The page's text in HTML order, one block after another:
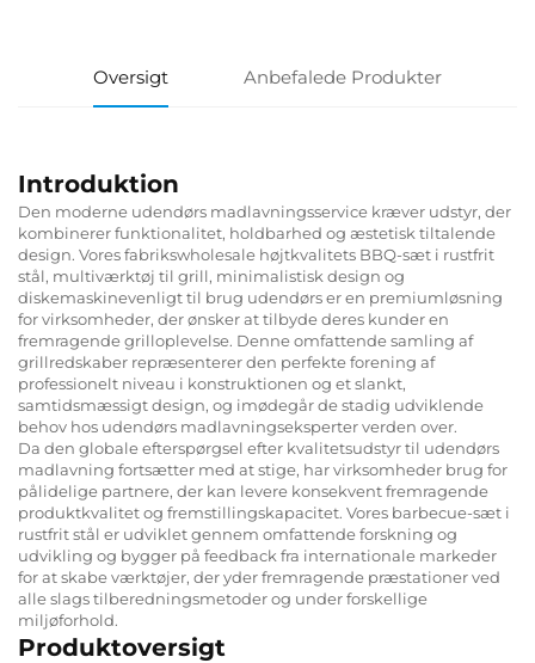
Oversigt Anbefalede Produkter
Introduktion
Den moderne udendørs madlavningsservice kræver udstyr, der
kombinerer funktionalitet, holdbarhed og æstetisk tiltalende
design. Vores fabrikswholesale højtkvalitets BBQ-sæt i rustfrit
stål, multiværktøj til grill, minimalistisk design og
diskemaskinevenligt til brug udendørs er en premiumløsning
for virksomheder, der ønsker at tilbyde deres kunder en
fremragende grilloplevelse. Denne omfattende samling af
grillredskaber repræsenterer den perfekte forening af
professionelt niveau i konstruktionen og et slankt,
samtidsmæssigt design, og imødegår de stadig udviklende
behov hos udendørs madlavningseksperter verden over.
Da den globale efterspørgsel efter kvalitetsudstyr til udendørs
madlavning fortsætter med at stige, har virksomheder brug for
pålidelige partnere, der kan levere konsekvent fremragende
produktkvalitet og fremstillingskapacitet. Vores barbecue-sæt i
rustfrit stål er udviklet gennem omfattende forskning og
udvikling og bygger på feedback fra internationale markeder
for at skabe værktøjer, der yder fremragende præstationer ved
alle slags tilberedningsmetoder og under forskellige
miljøforhold.
Produktoversigt